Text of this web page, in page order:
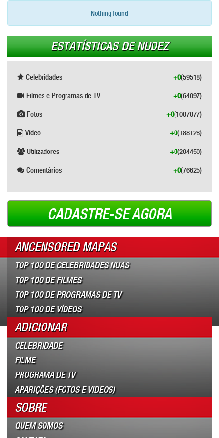
Nothing found
ESTATÍSTICAS DE NUDEZ
Celebridades (59518)
+0
Filmes e Programas de TV (64097)
+0
Fotos (1007077)
+0
Vídeo (188128)
+0
Utilizadores (204450)
+0
Comentários (76625)
+0
CADASTRE-SE AGORA
ANCENSORED MAPAS
TOP 100 DE CELEBRIDADES NUAS
TOP 100 DE FILMES
TOP 100 DE PROGRAMAS DE TV
TOP 100 DE VÍDEOS
ADICIONAR
CELEBRIDADE
FILME
PROGRAMA DE TV
APARIÇÕES (FOTOS E VIDEOS)
SOBRE
QUEM SOMOS